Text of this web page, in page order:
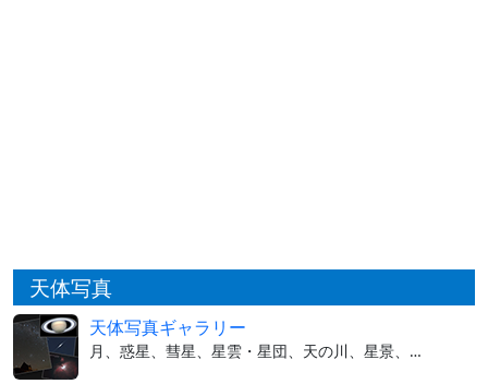
天体写真
天体写真ギャラリー
月、惑星、彗星、星雲・星団、天の川、星景、…